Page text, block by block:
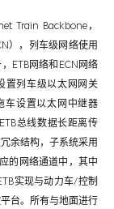
Train Backbone，
），列车级网络使用
ETB网络和ECN网络
置列车级以太网网关
车设置以太网中继器
总线数据长距离传
余结构，子系统采用
的网络通道中，其中
实现与动力车/控制
台。所有与地面进行